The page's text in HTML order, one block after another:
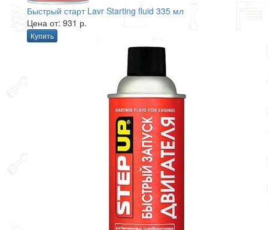
Быстрый старт Lavr Starting fluid 335 мл
Цена от: 931 р.
Купить